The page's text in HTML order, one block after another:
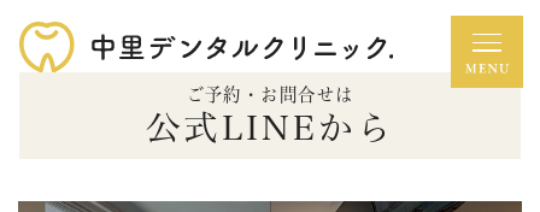
ご予約・お問合せは
公式LINEから